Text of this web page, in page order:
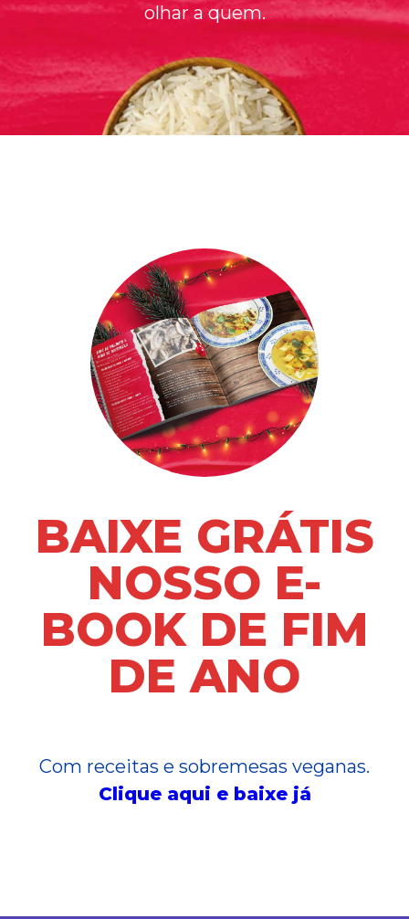
olhar a quem.
BAIXE GRÁTIS
NOSSO E-
BOOK DE FIM
DE ANO
Com receitas e sobremesas veganas.
Clique aqui e baixe já